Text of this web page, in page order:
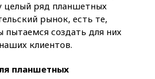
вчера, 20:30Лидию Невзорову
заочно арестовали по делу о
финансировании
экстремизма
постановил остановить
целый ряд планшетных
рынок, есть те,
создать для них
клиентов.
планшетных